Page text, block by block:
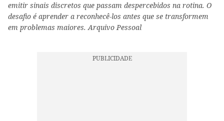
emitir sinais discretos que passam despercebidos na rotina. O
desafio é aprender a reconhecê-los antes que se transformem
em problemas maiores. Arquivo Pessoal